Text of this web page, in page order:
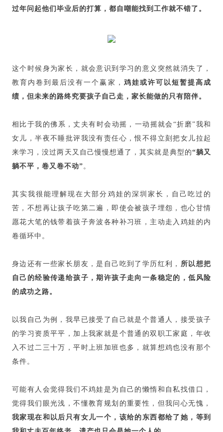
过年问起他们毕业后的打算，都自嘲能找到工作就不错了。
这个时候身为家长，就会意识到学习的意义突然就消失了，
教育内卷到最后没有一个赢家， 鸡娃或许可以短暂提高成
绩，但未来的路终究要孩子自己走，家长能做的只有陪伴。
相比于我的佛系，丈夫有时会动摇，一动摇就会“折磨”我和
女儿，半夜不睡批评我没有责任心，恨不得立刻把女儿拉起
来学习，没过两天又自己慢慢想通了，其实就是典型的“躺又
躺不平，卷又卷不动”。
其实我很能理解现在大部分鸡娃的深圳家长，自己吃过的
苦，不想再让孩子吃第二遍，即使会被孩子埋怨，也心甘情
愿花大笔的钱带着孩子奔波各种补习班，主动走入鸡娃的内
卷循环中。
身边还有一些家长朋友，是自己吃到了学历红利， 所以想把
自己的经验传递给孩子，期许孩子走向一条稳定的，低风险
的成功之路。
以我自己为例，我早已接受了自己就是个普通人，接受孩子
的学习资质平平，加上我家就是个普通的双职工家庭，年收
入不过二三十万，平时上班加班也多，就算想鸡也没有那个
条件。
可能有人会觉得我们不鸡娃是为自己的懒惰和自私找借口，
觉得我们眼光浅，不懂教育规划的重要性，但我问心无愧，
我家现在和以后只有女儿一个，该给的东西都给了她，等到